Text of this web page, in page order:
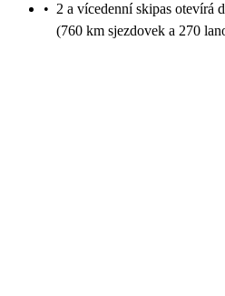
• 2 a vícedenní skipas otevírá
(760 km sjezdovek a 270